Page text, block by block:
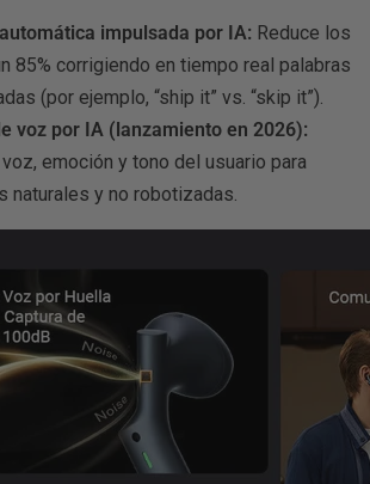
impulsada por IA: Reduce los
85% corrigiendo en tiempo real palabras
(por ejemplo, “ship it” vs. “skip it”).
voz por IA (lanzamiento en 2026):
emoción y tono del usuario para
naturales y no robotizadas.